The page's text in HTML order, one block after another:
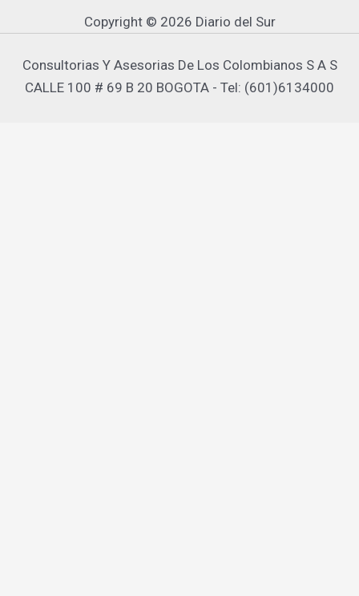
Copyright © 2026 Diario del Sur
Consultorias Y Asesorias De Los Colombianos S A S
CALLE 100 # 69 B 20 BOGOTA - Tel: (601)6134000